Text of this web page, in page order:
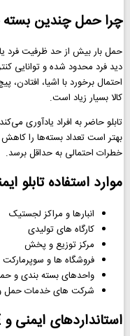
چرا حمل چندین
حمل بار بیش از حد ظرفیت فرد
دید فرد محدود شده و توانایی
احتمال برخورد با اشیا،
کالا بسیار زیاد است.
تابلو حاضر به افراد یادآوری
بهتر است تعداد بسته‌ها را
خطرات احتمالی به حداقل برسد.
موارد استفاده تابلو
انبارها و مراکز لجستیک
کارگاه های تولیدی
مرکز توزیع و پخش
فروشگاه ها و سوپرمارکت
واحدهای بسته بندی و
شرکت های خدمات حمل
استانداردهای ایمنی و HSE